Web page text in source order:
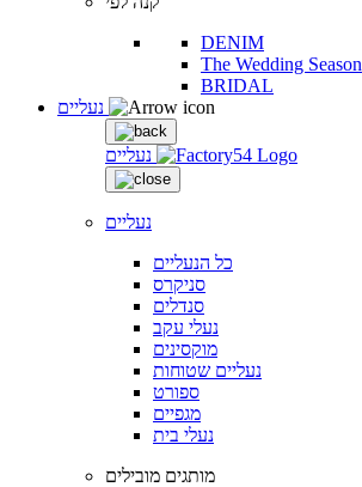
DENIM
The Wedding Season
BRIDAL
נעליים
נעליים
כל הנעליים
סניקרס
סנדלים
נעלי עקב
מוקסינים
נעליים שטוחות
ספורט
מגפיים
נעלי בית
מותגים מובילים